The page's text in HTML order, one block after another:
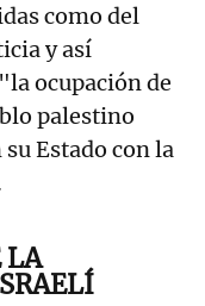
como del
y así
ocupación de
palestino
Estado con la
LA